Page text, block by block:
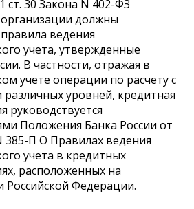
ст. 30 Закона N 402-ФЗ
должны
ведения
учета, утвержденные
В частности, отражая в
учете операции по расчету с
уровней, кредитная
руководствуется
Положения Банка России от
385-П О Правилах ведения
учета в кредитных
расположенных на
Российской Федерации.